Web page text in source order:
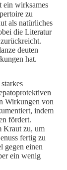
ein wirksames
zu
als natürliches
die Literatur
deuten
hat.
Wirkungen von
indem
fördert.
Kraut zu, um
fertig zu
gegen einen
ein wenig